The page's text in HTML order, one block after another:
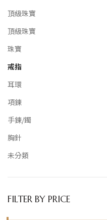
頂級珠寶
頂級珠寶
珠寶
戒指
耳環
項鍊
手鍊/鐲
胸針
未分類
FILTER BY PRICE